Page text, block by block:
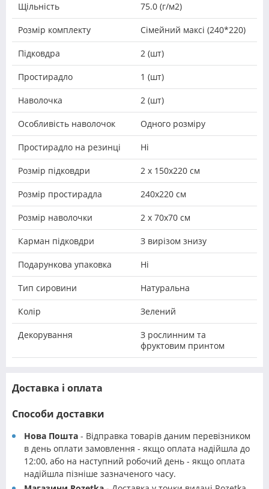
Щільність 75.0 (г/м2)
Розмір комплекту Сімейний максі (240*220)
Підковдра 2 (шт)
Простирадло 1 (шт)
Наволочка 2 (шт)
Особливість наволочок Одного розміру
Простирадло на резинці Ні
Розмір підковдри 2 х 150х220 см
Розмір простирадла 240х220 см
Розмір наволочки 2 х 70х70 см
Карман підковдри З вирізом знизу
Подарункова упаковка Ні
Тип сировини Натуральна
Колір Зелений
Декорування
З рослинним та
фруктовим принтом
Доставка і оплата
Способи доставки
Нова Пошта - Відправка товарів даним перевізником
в день оплати замовлення - якщо оплата надійшла до
12:00, або на наступний робочий день - якщо оплата
надійшла пізніше зазначеного часу.